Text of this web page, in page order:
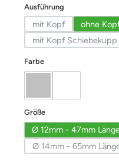
Ausführung
mit Kopf(Diese Option ist
ohne
mit Kopf Schiebekupp.
(Diese
Farbeauswählen
Größeauswählen
Ø 12mm - 47mm
Ø 14mm - 65mm
(Diese